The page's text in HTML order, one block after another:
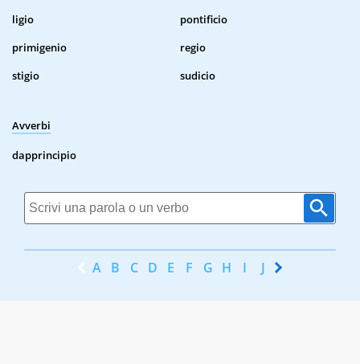
ligio
pontificio
primigenio
regio
stigio
sudicio
Avverbi
dapprincipio
A B C D E F G H I J K